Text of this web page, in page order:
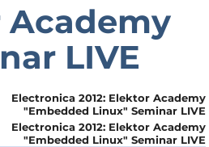
Academy
LIVE
Electronica 2012: Elektor Academy
"Embedded Linux" Seminar LIVE